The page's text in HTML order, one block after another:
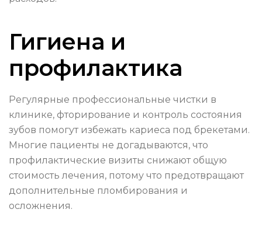
Гигиена и
профилактика
Регулярные профессиональные чистки в
клинике, фторирование и контроль состояния
зубов помогут избежать кариеса под брекетами.
Многие пациенты не догадываются, что
профилактические визиты снижают общую
стоимость лечения, потому что предотвращают
дополнительные пломбирования и
осложнения.